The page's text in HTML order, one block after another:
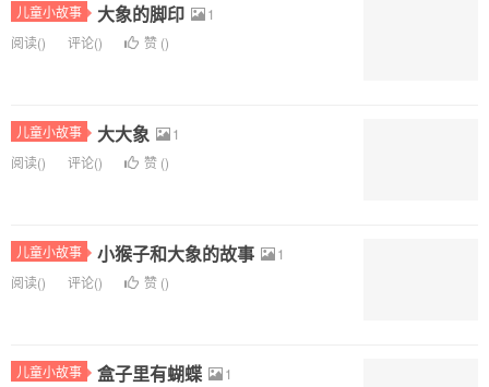
儿童小故事 大象的脚印
1
阅读() 评论() 赞 ()
儿童小故事 大大象
1
阅读() 评论() 赞 ()
儿童小故事 小猴子和大象的故事
1
阅读() 评论() 赞 ()
儿童小故事 盒子里有蝴蝶
1